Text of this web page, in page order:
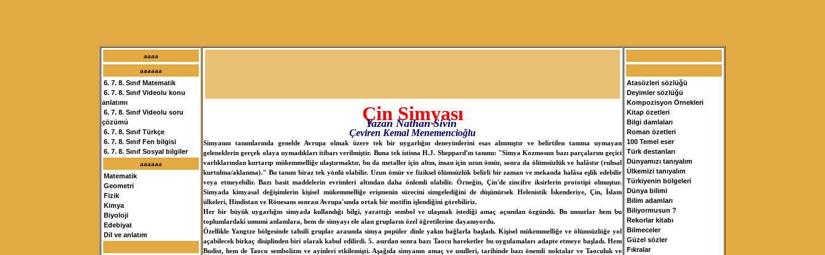
aaaa
aaaaaa
6. 7. 8. Sınıf Matematik
6. 7. 8. Sınıf Videolu konu
anlatımı
6. 7. 8. Sınıf Videolu soru
çözümü
6. 7. 8. Sınıf Türkçe
6. 7. 8. Sınıf Fen bilgisi
6. 7. 8. Sınıf Sosyal bilgiler
aaaaaa
Matematik
Geometri
Fizik
Kimya
Biyoloji
Edebiyat
Dil ve anlatım
Çin Simyası
Yazan Nathan Sivin
Çeviren Kemal Menemencioğlu
Simyanın tanımlarında genelde Avrupa olmak üzere tek bir uygarlığın deneyimlerini esas alınmıştır ve belirtilen tanıma uymayan
geleneklerin gerçek olaya uymadıkları itibarı verilmiştir. Buna tek istisna H.J. Sheppard'ın tanımı: "Simya Kozmosun bazı parçalarını geçici
varlıklarından kurtarıp mükemmelliğe ulaştırmaktır, bu da metaller için altın, insan için uzun ömür, sonra da ölümsüzlük ve halâstır (ruhsal
kurtulma/aklanma)." Bu tanım biraz tek yönlü olabilir. Uzun ömür ve fiziksel ölümsüzlük belirli bir zaman ve mekanda halâsa eşlik edebilir
veya etmeyebilir. Bazı basit maddelerin evrimleri altından daha önlemli olabilir. Örneğin, Çin'de zincifre iksirlerin prototipi olmuştur.
Simyada kimyasal değişimlerin kişisel mükemmelliğe erişmenin sürecini simgelediğini de düşünürsek Helenistik İskenderiye, Çin, İslam
ülkeleri, Hindistan ve Rönesans sonrası Avrupa'sında ortak bir motifin işlendiğini görebiliriz.
Her bir büyük uygarlığın simyada kullandığı bilgi, yarattığı sembol ve ulaşmak istediği amaç açsından özgündü. Bu unsurlar hem bu
toplumlardaki umumi anlamlara, hem de simyayı ele alan grupların özel öğretilerine dayanıyordu.
Özellikle Yangtze bölgesinde tahsili gruplar arasında simya popüler dinle yakın bağlarla başladı. Kişisel mükemmelliğe ve ölümsüzlüğe yol
açabilecek birkaç disiplinden biri olarak kabul edilirdi. 5. asırdan sonra bazı Taocu hareketler bu uygulamaları adapte etmeye başladı. Hem
Budist, hem de Taocu sembolizm ve ayinleri etkilemişti. Aşağıda simyanın amaç ve usulleri, tarihinde bazı önemli noktalar ve Taoculuk ve
Atasözleri sözlüğü
Deyimler sözlüğü
Kompozisyon Örnekleri
Kitap özetleri
Bilgi damlaları
Roman özetleri
100 Temel eser
Türk destanları
Dünyamızı tanıyalım
Ülkemizi tanıyalım
Türkiyenin bölgeleri
Dünya bilimi
Bilim adamları
Biliyormusun ?
Rekorlar kitabı
Bilmeceler
Güzel sözler
Fıkralar